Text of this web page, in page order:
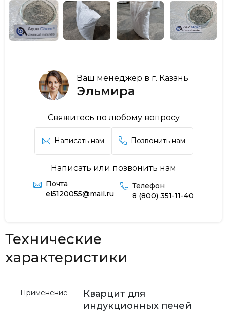
Ваш менеджер в г. Казань
Эльмира
Свяжитесь по любому вопросу
Написать нам Позвонить нам
Написать или позвонить нам
Почта
el5120055@mail.ru
Телефон
8 (800) 351-11-40
Технические
характеристики
Применение
Кварцит для
индукционных печей